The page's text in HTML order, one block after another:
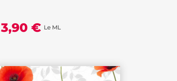
3,90 € Le ML